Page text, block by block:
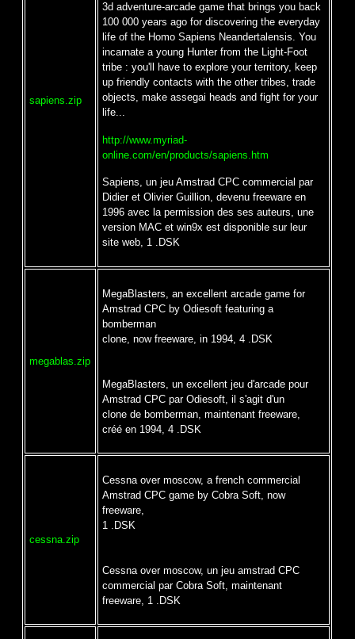
sapiens.zip
3d adventure-arcade game that brings you back
100 000 years ago for discovering the everyday
life of the Homo Sapiens Neandertalensis. You
incarnate a young Hunter from the Light-Foot
tribe : you'll have to explore your territory, keep
up friendly contacts with the other tribes, trade
objects, make assegai heads and fight for your
life...
http://www.myriad-
online.com/en/products/sapiens.htm
Sapiens, un jeu Amstrad CPC commercial par
Didier et Olivier Guillion, devenu freeware en
1996 avec la permission des ses auteurs, une
version MAC et win9x est disponible sur leur
site web, 1 .DSK
megablas.zip
MegaBlasters, an excellent arcade game for
Amstrad CPC by Odiesoft featuring a
bomberman
clone, now freeware, in 1994, 4 .DSK
MegaBlasters, un excellent jeu d'arcade pour
Amstrad CPC par Odiesoft, il s'agit d'un
clone de bomberman, maintenant freeware,
créé en 1994, 4 .DSK
cessna.zip
Cessna over moscow, a french commercial
Amstrad CPC game by Cobra Soft, now
freeware,
1 .DSK
Cessna over moscow, un jeu amstrad CPC
commercial par Cobra Soft, maintenant
freeware, 1 .DSK